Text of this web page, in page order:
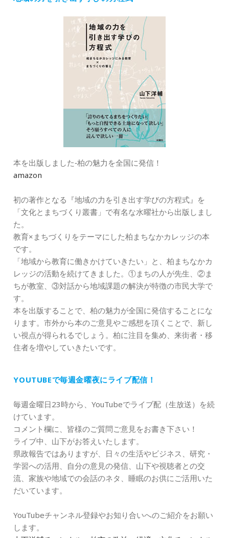
本を出版しました‐柏の魅力を全国に発信！
amazon
初の著作となる『地域の力を引き出す学びの方程式』を
「文化とまちづくり叢書」で有名な水曜社から出版しまし
た。
教育×まちづくりをテーマにした柏まちなかカレッジの本
です。
「地域から教育に働きかけていきたい」と、柏まちなかカ
レッジの活動を続けてきました。①まちの人が先生、②ま
ちが教室、③対話から地域課題の解決が特徴の市民大学で
す。
本を出版することで、柏の魅力が全国に発信することにな
ります。市外から本のご意見やご感想を頂くことで、新し
い視点が得られるでしょう。柏に注目を集め、来街者・移
住者を増やしていきたいです。
YOUTUBEで毎週金曜夜にライブ配信！
毎週金曜日23時から、YouTubeでライブ配（生放送）を続
けています。
コメント欄に、皆様のご質問ご意見をお書き下さい！
ライブ中、山下がお答えいたします。
県政報告ではありますが、日々の生活やビジネス、研究・
学習への活用、自分の意見の発信、山下や視聴者との交
流、家族や地域での会話のネタ、睡眠のお供にご活用いた
だいています。
YouTubeチャンネル登録やお知り合いへのご紹介をお願い
します。